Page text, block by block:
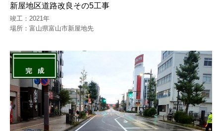
新屋地区道路改良その5工事
竣工：2021年
場所：富山県富山市新屋地先